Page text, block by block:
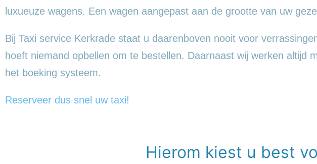
luxueuze wagens. Een wagen aangepast aan de grootte van uw
Bij Taxi service Kerkrade staat u daarenboven nooit voor
hoeft niemand opbellen om te bestellen. Daarnaast wij werken
het boeking systeem.
Reserveer dus snel uw taxi!
Hierom kiest u best